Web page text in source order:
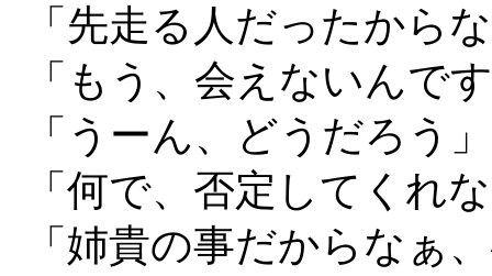
「先走る人だったから
「もう、会えないんで
「うーん、どうだろう」
「何で、否定してくれ
「姉貴の事だからなぁ